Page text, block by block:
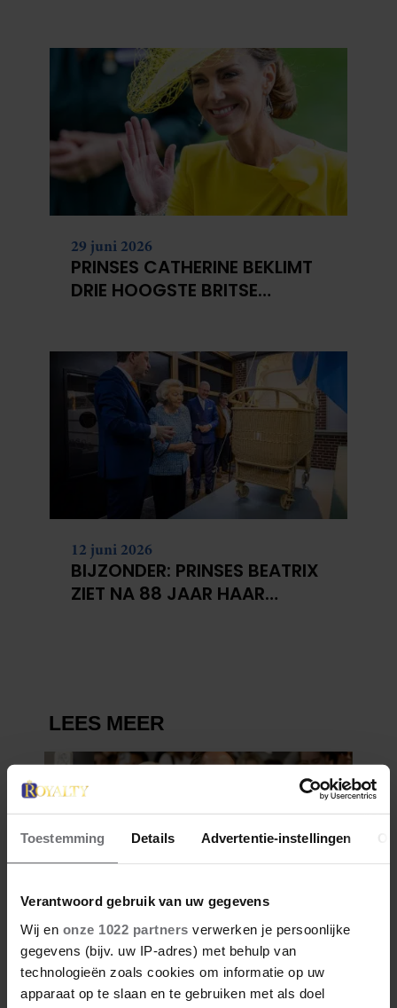
Toestemming Details Advertentie-instellingen
Verantwoord gebruik van uw gegevens
Wij en onze 1022 partners verwerken je persoonlijke
gegevens (bijv. uw IP-adres) met behulp van
technologieën zoals cookies om informatie op uw
apparaat op te slaan en te gebruiken met als doel
29 juni 2026
PRINSES CATHERINE BEKLIMT
DRIE HOOGSTE BRITSE
12 juni 2026
BIJZONDER: PRINSES BEATRIX
ZIET NA 88 JAAR HAAR